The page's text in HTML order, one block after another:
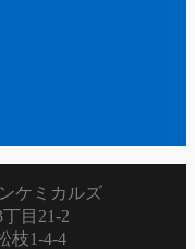
ケミカルズ
目21-2
枝1-4-4